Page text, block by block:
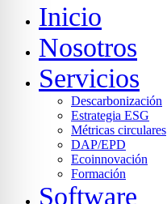
Inicio
Nosotros
Servicios
Descarbonización
Estrategia ESG
Métricas circulares
DAP/EPD
Ecoinnovación
Formación
Software